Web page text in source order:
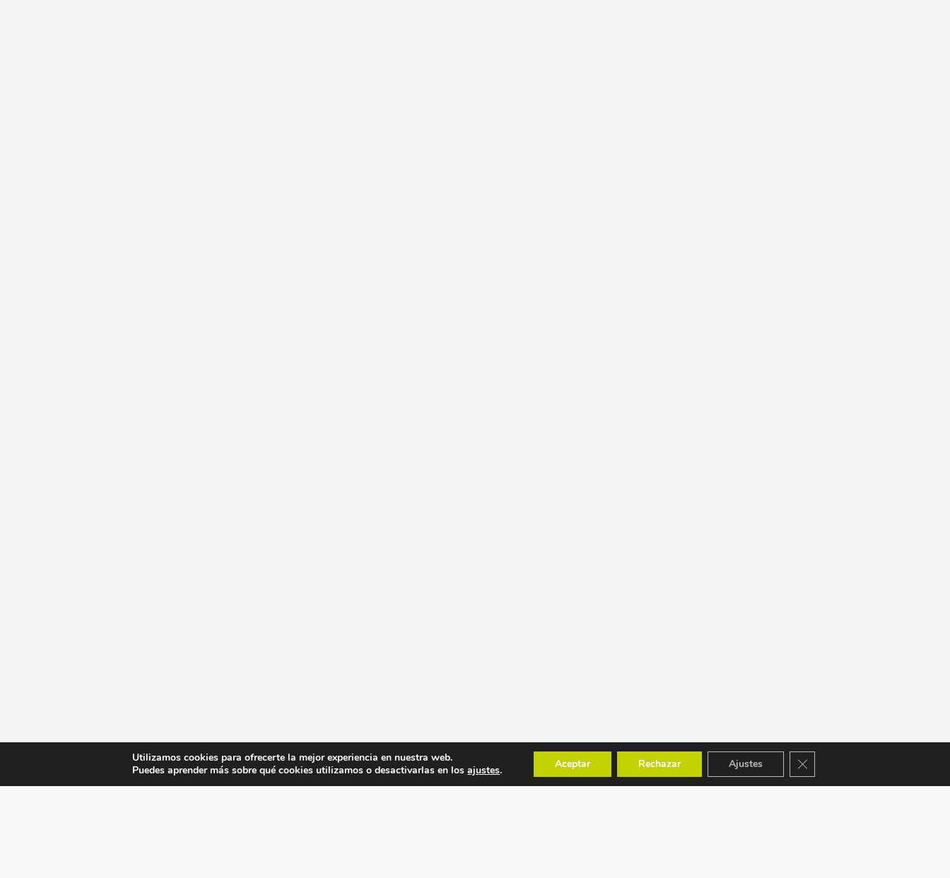
Utilizamos cookies para ofrecerte la mejor experiencia en nuestra web.
Puedes aprender más sobre qué cookies utilizamos o desactivarlas en losajustes. Aceptar Rechazar Ajustes Cerrar el banner de cookies RGPD